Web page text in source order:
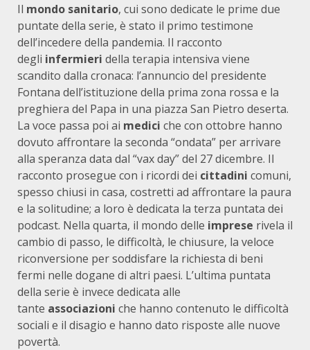
Il mondo sanitario, cui sono dedicate le prime due
puntate della serie, è stato il primo testimone
dell’incedere della pandemia. Il racconto
degli infermieri della terapia intensiva viene
scandito dalla cronaca: l’annuncio del presidente
Fontana dell’istituzione della prima zona rossa e la
preghiera del Papa in una piazza San Pietro deserta.
La voce passa poi ai medici che con ottobre hanno
dovuto affrontare la seconda “ondata” per arrivare
alla speranza data dal “vax day” del 27 dicembre. Il
racconto prosegue con i ricordi dei cittadini comuni,
spesso chiusi in casa, costretti ad affrontare la paura
e la solitudine; a loro è dedicata la terza puntata dei
podcast. Nella quarta, il mondo delle imprese rivela il
cambio di passo, le difficoltà, le chiusure, la veloce
riconversione per soddisfare la richiesta di beni
fermi nelle dogane di altri paesi. L’ultima puntata
della serie è invece dedicata alle
tante associazioni che hanno contenuto le difficoltà
sociali e il disagio e hanno dato risposte alle nuove
povertà.